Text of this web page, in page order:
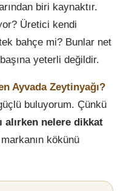
biri kaynaktır.
Üretici kendi
bahçe mi? Bunlar net
yeterli değildir.
Ayvada Zeytinyağı?
buluyorum. Çünkü
alırken nelere dikkat
kökünü